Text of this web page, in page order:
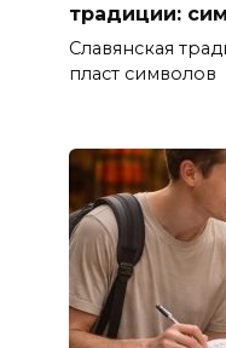
традиции:
Славянская
пласт символов